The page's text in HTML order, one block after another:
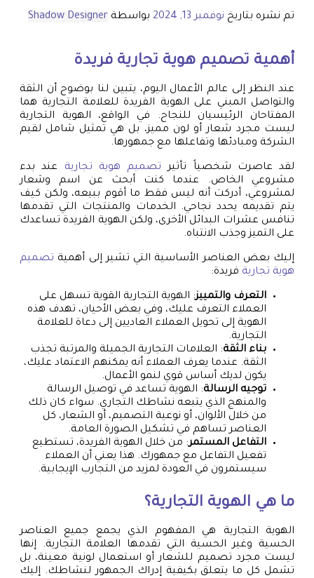
تم نشره بتاريخ نوفمبر 13, 2024 بواسطة Shadow Designer
أهمية تصميم هوية تجارية فريدة
عند النظر إلى عالم الأعمال اليوم، يتبين لنا بوضوح أن الثقة
والتواصل المبني على الهوية الفريدة للعلامة التجارية هما
المفتاحان الرئيسيان للنجاح. في الواقع، الهوية التجارية
ليست مجرد شعار أو لون مميز، بل هي تمثيل شامل لقيم
الشركة ومبادئها وتفاعلها مع جمهورها.
لقد عاصرت شخصياً تأثير تصميم هوية تجارية عند بدء
مشروعي الخاص. عندما كنت أبحث عن اسم وشعار
لمشروعي، أدركت أنه ليس فقط ما أقوم ببيعه، ولكن كيف
يتم تقديمه يحدد نجاحي. الخدمات والمنتجات التي تقدمها
تنافس عشرات البدائل الأخرى، ولكن الهوية الفريدة تساعدك
على التميز وجذب الانتباه.
إليك بعض العناصر الأساسية التي تشير إلى أهمية تصميم
هوية تجارية فريدة:
التعرف والتمييز: الهوية التجارية القوية تسهل على
العملاء التعرف عليك، وفي بعض الأحيان، تهدف هذه
الهوية إلى تحويل العملاء العاديين إلى دعاة للعلامة
التجارية.
بناء الثقة: العلامات التجارية الجميلة والمرتبة تجذب
الثقة. عندما يعرف العملاء أنه يمكنهم الاعتماد عليك،
يكون لديك أساس قوي لنمو الأعمال.
توجيه الرسالة: الهوية تساعد في توصيل الرسالة
والمنهج الذي يتبعه نشاطك التجاري. سواء كان ذلك
من خلال الألوان، أو نوعية التصميم، أو الشعار، كل
العناصر تساهم في تشكيل الصورة العامة.
التفاعل المستمر: من خلال الهوية الفريدة، تستطيع
تفعيل التفاعل مع جمهورك. هذا يعني أن العملاء
سيستمرون في العودة لمزيد من التجارب الإيجابية.
ما هي الهوية التجارية؟
الهوية التجارية هي المفهوم الذي يجمع جميع العناصر
الحسية وغير الحسية التي تقدمها العلامة التجارية. إنها
ليست مجرد تصميم للشعار أو استعمال لونية معينة، بل
تشمل كل ما يتعلق بكيفية إدراك الجمهور لنشاطك. إليك